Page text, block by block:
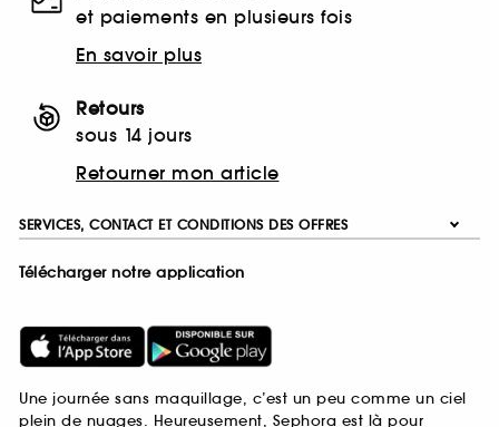
et paiements en plusieurs fois
En savoir plus
Retours
sous 14 jours
Retourner mon article
SERVICES, CONTACT ET CONDITIONS DES OFFRES
Télécharger notre application
Une journée sans maquillage, c’est un peu comme un ciel
plein de nuages. Heureusement, Sephora est là pour